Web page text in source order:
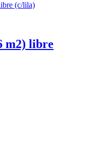
m2) libre